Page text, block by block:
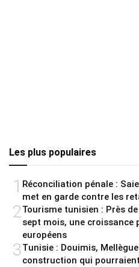
Les plus populaires
1 Réconciliation pénale :
met en garde contre les
2Tourisme tunisien : Près
sept mois, une croissance
européens
3Tunisie : Douimis,
construction qui